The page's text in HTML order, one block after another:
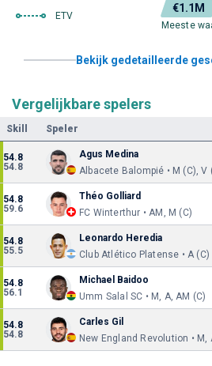
ETV
€1.1M
Meeste
Bekijk gedetailleerde
Vergelijkbare spelers
Skill Speler
54.8
54.8
Agus Medina
Albacete Balompié • M (C), V
54.8
59.6
Théo Golliard
FC Winterthur • AM, M (C)
54.8
55.5
Leonardo Heredia
Club Atlético Platense • A (C)
54.8
56.1
Michael Baidoo
Umm Salal SC • M, A, AM (C)
54.8
54.8
Carles Gil
New England Revolution • M,